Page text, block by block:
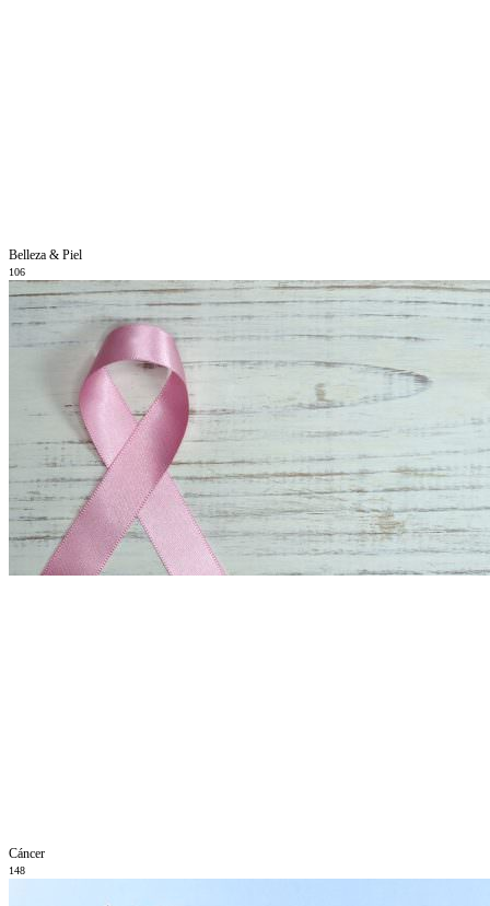
Belleza & Piel
106
Cáncer
148